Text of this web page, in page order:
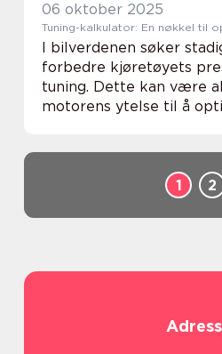
06 oktober 2025
Tuning-kalkulator: En nøkkel til
I bilverdenen søker
forbedre kjøretøyets
tuning. Dette kan være
motorens ytelse til å
1 2